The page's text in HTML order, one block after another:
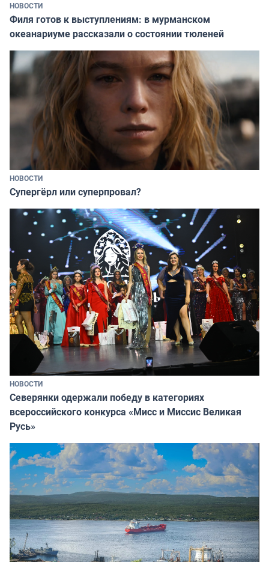
НОВОСТИ
Филя готов к выступлениям: в мурманском
океанариуме рассказали о состоянии тюленей
НОВОСТИ
Супергёрл или суперпровал?
НОВОСТИ
Северянки одержали победу в категориях
всероссийского конкурса «Мисс и Миссис Великая
Русь»